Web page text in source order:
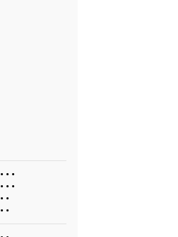
• • •
• • •
• •
• •